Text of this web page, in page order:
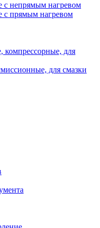
с непрямым нагревом
с прямым нагревом
компрессорные, для
для смазки